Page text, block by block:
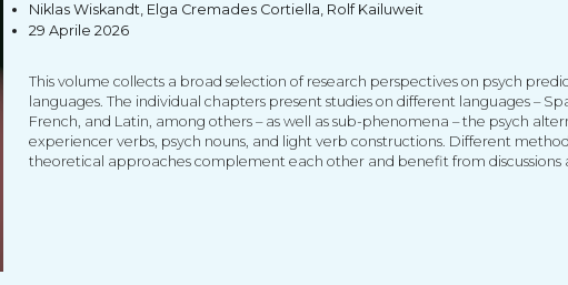
Niklas Wiskandt, Elga Cremades Cortiella, Rolf Kailuweit
29 Aprile 2026
This volume collects a broad selection of research perspectives on psych
languages. The individual chapters present studies on different languages –
French, and Latin, among others – as well as sub-phenomena – the psych
experiencer verbs, psych nouns, and light verb constructions. Different
theoretical approaches complement each other and benefit from discussions